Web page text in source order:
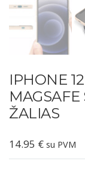
IPHONE
ŽALIAS
14.95 € su PVM